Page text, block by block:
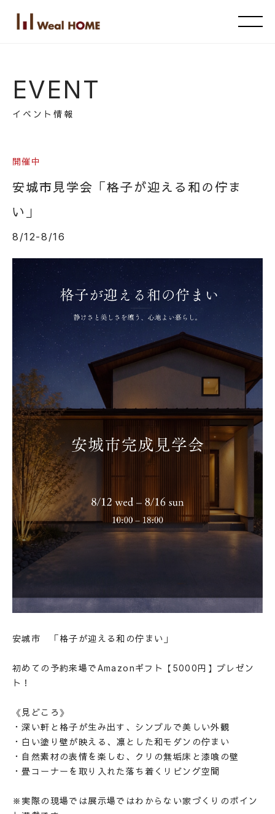
ホーム
ABOUT
会社概要
STYLE OF A HOUSE
私たちの家づくり
施工事例
EVENT
イベント情報
開催中
安城市見学会「格子が迎える和の佇ま
い」
8/12-8/16
安城市 「格子が迎える和の佇まい」
初めての予約来場でAmazonギフト【5000円】プレゼン
ト！
《見どころ》
・深い軒と格子が生み出す、シンプルで美しい外観
・白い塗り壁が映える、凛とした和モダンの佇まい
・自然素材の表情を楽しむ、クリの無垢床と漆喰の壁
・畳コーナーを取り入れた落ち着くリビング空間
※実際の現場では展示場ではわからない家づくりのポイン